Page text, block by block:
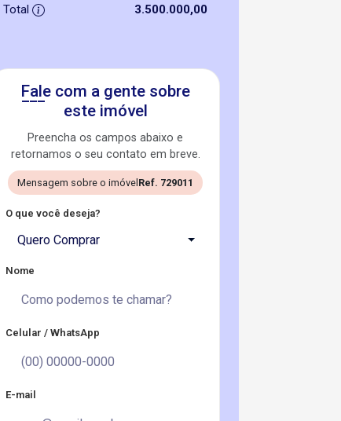
Total 3.500.000,00
Fale com a gente sobre
este imóvel
Preencha os campos abaixo e
retornamos o seu contato em breve.
Mensagem sobre o imóvel Ref. 729011
O que você deseja?
Quero Comprar
Nome
Celular / WhatsApp
E-mail